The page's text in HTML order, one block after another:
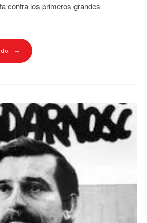
contra los primeros grandes
→